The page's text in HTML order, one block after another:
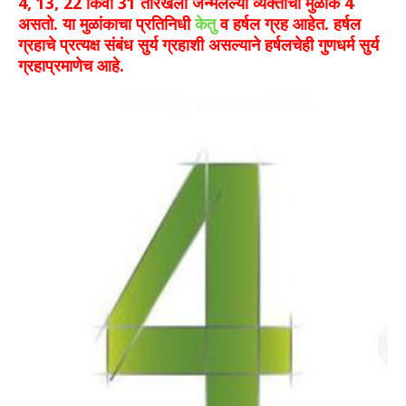
असतो. या मुळांकाचा प्रतिनिधीकेतुव हर्षल ग्रह आहेत. हर्षल
ग्रहाचे प्रत्यक्ष संबंध सुर्य ग्रहाशी असल्याने हर्षलचेही गुणधर्म सुर्य
ग्रहाप्रमाणेच आहे.